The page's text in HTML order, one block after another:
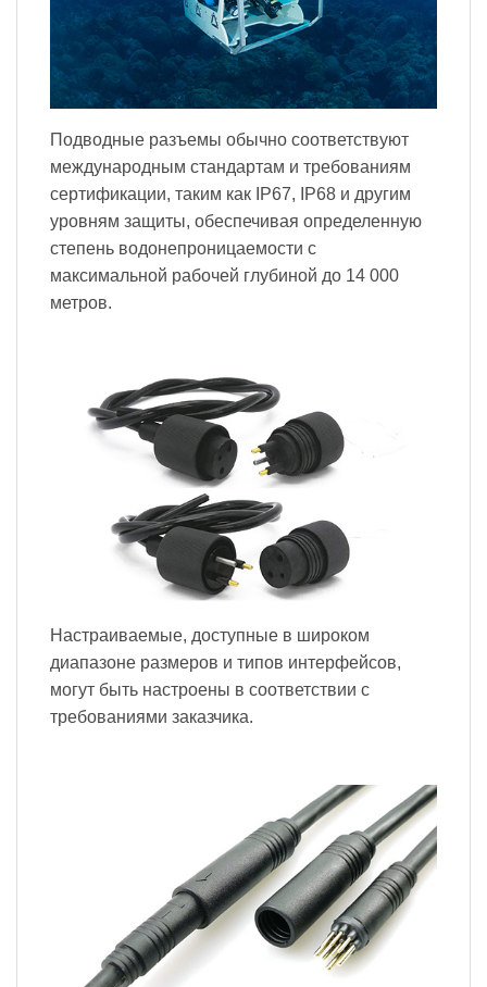
Подводные разъемы обычно соответствуют
международным стандартам и требованиям
сертификации, таким как IP67, IP68 и другим
уровням защиты, обеспечивая определенную
степень водонепроницаемости с
максимальной рабочей глубиной до 14 000
метров.
Настраиваемые, доступные в широком
диапазоне размеров и типов интерфейсов,
могут быть настроены в соответствии с
требованиями заказчика.